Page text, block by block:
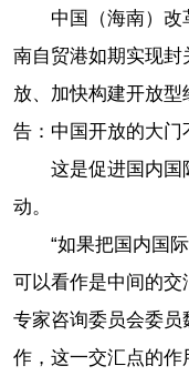
中国（海南）
南自贸港如期实现
放、加快构建开放
告：中国开放的大门
这是促进国内国
动。
“如果把国内国
可以看作是中间的交
专家咨询委员会委
作，这一交汇点的作